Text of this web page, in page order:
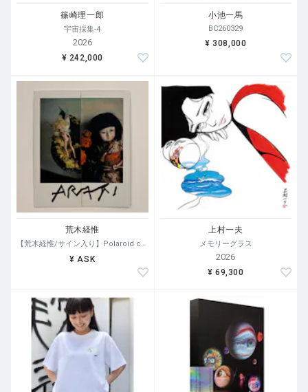
篠崎理一郎
宇宙採集-4
2026
¥ 242,000
小池一馬
BC260329
¥ 308,000
荒木経惟
【荒木経惟/サイン入り】Polaroid collage
¥ ASK
上村一夫
メモリーグラス
2026
¥ 69,300